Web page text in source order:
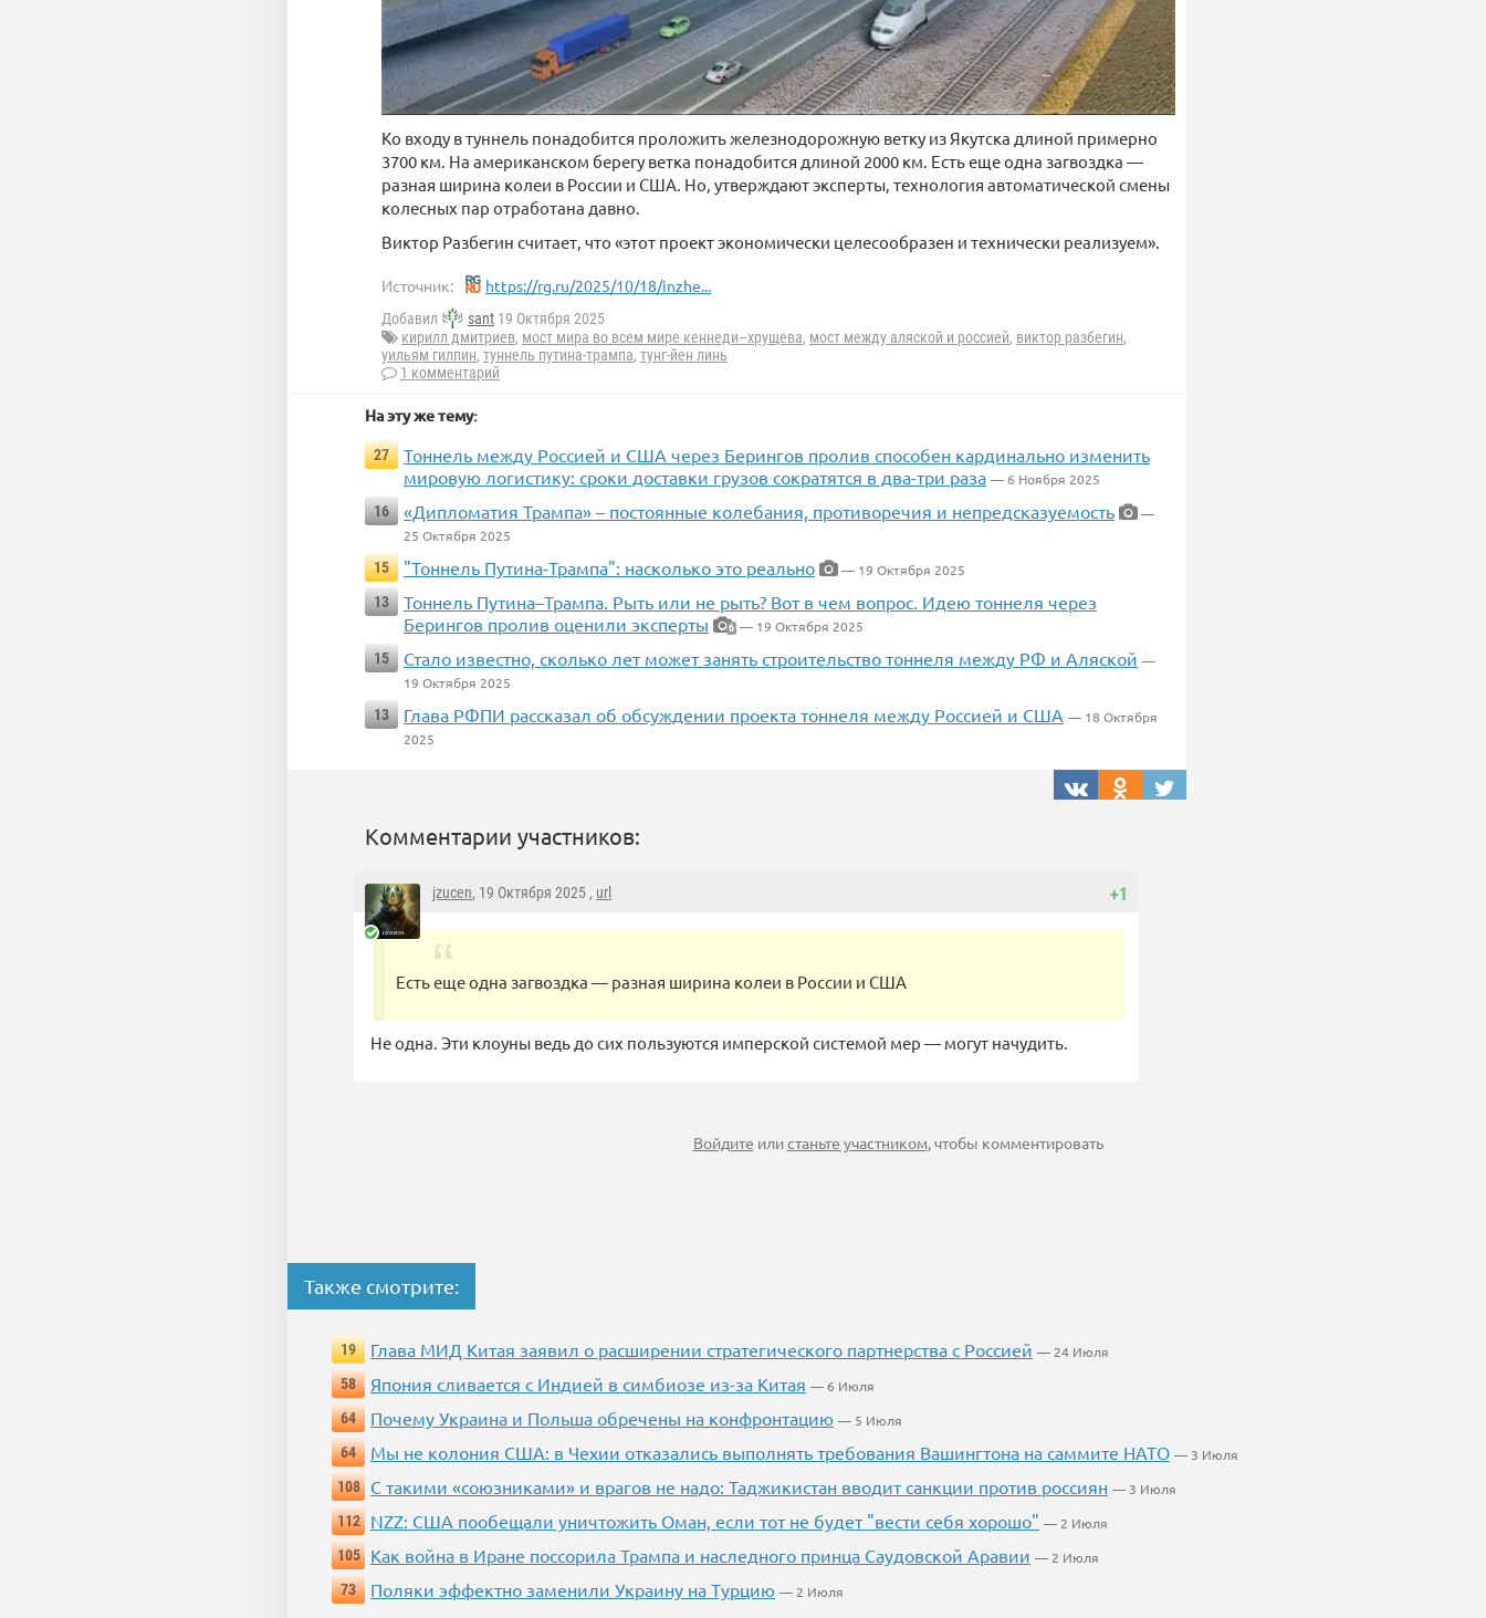
Ко входу в туннель понадобится проложить железнодорожную ветку из Якутска длиной примерно
3700 км. На американском берегу ветка понадобится длиной 2000 км. Есть еще одна загвоздка —
разная ширина колеи в России и США. Но, утверждают эксперты, технология автоматической смены
колесных пар отработана давно.
Виктор Разбегин считает, что «этот проект экономически целесообразен и технически реализуем».
Источник: https://rg.ru/2025/10/18/inzhe...
Добавил sant 19 Октября 2025
кирилл дмитриев, мост мира во всем мире кеннеди–хрущева, мост между аляской и россией, виктор разбегин,
уильям гилпин, туннель путина-трампа, тунг-йен линь
1 комментарий
На эту же тему:
27
Тоннель между Россией и США через Берингов пролив способен кардинально изменить
мировую логистику: сроки доставки грузов сократятся в два-три раза — 6 Ноября 2025
16
«Дипломатия Трампа» – постоянные колебания, противоречия и непредсказуемость
—
25 Октября 2025
15
"Тоннель Путина-Трампа": насколько это реально
— 19 Октября 2025
13
Тоннель Путина–Трампа. Рыть или не рыть? Вот в чем вопрос. Идею тоннеля через
Берингов пролив оценили эксперты
6 — 19 Октября 2025
15
Стало известно, сколько лет может занять строительство тоннеля между РФ и Аляской —
19 Октября 2025
13
Глава РФПИ рассказал об обсуждении проекта тоннеля между Россией и США — 18 Октября
2025
Комментарии участников:
+1
jzucen, 19 Октября 2025 , url
Есть еще одна загвоздка — разная ширина колеи в России и США
Не одна. Эти клоуны ведь до сих пользуются имперской системой мер — могут начудить.
Войдите илистаньте участником, чтобы комментировать
Также смотрите:
19 Глава МИД Китая заявил о расширении стратегического партнерства с Россией — 24 Июля
58
Япония сливается с Индией в симбиозе из-за Китая — 6 Июля
64
Почему Украина и Польша обречены на конфронтацию — 5 Июля
64
Мы не колония США: в Чехии отказались выполнять требования Вашингтона на саммите НАТО — 3 Июля
108
С такими «союзниками» и врагов не надо: Таджикистан вводит санкции против россиян — 3 Июля
112
NZZ: США пообещали уничтожить Оман, если тот не будет "вести себя хорошо" — 2 Июля
105
Как война в Иране поссорила Трампа и наследного принца Саудовской Аравии — 2 Июля
73
Поляки эффектно заменили Украину на Турцию — 2 Июля